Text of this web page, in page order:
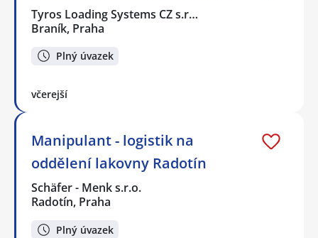
Tyros Loading Systems CZ s.r…
Braník, Praha
Plný úvazek
včerejší
Manipulant - logistik na
oddělení lakovny Radotín
Schäfer - Menk s.r.o.
Radotín, Praha
Plný úvazek